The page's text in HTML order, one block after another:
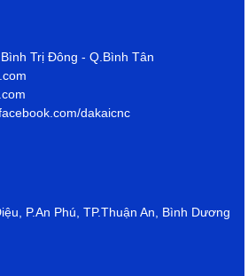
Trị Đông - Q.Bình Tân
dakaicnc
P.An Phú, TP.Thuận An, Bình Dương